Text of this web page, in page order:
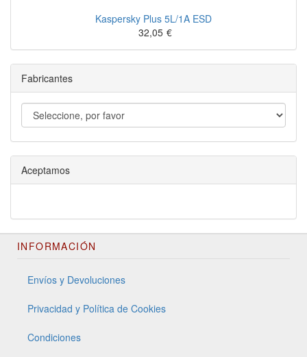
Kaspersky Plus 5L/1A ESD
32,05 €
Fabricantes
Aceptamos
INFORMACIÓN
Envíos y Devoluciones
Privacidad y Política de Cookies
Condiciones